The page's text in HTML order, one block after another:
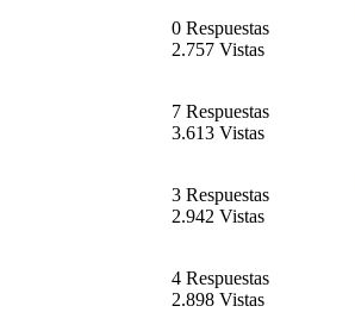
0 Respuestas
2.757 Vistas
7 Respuestas
3.613 Vistas
3 Respuestas
2.942 Vistas
4 Respuestas
2.898 Vistas